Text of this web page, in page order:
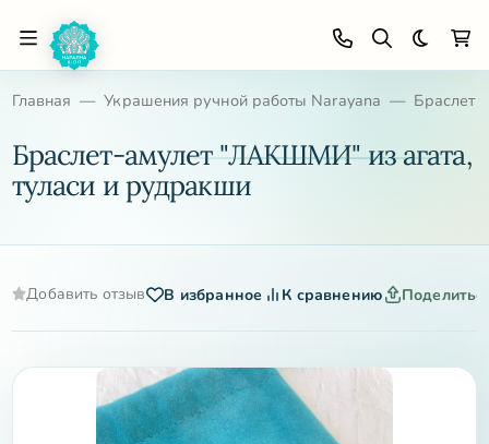
Темная
Главная Украшения ручной работы Narayana
Браслет-амулет "ЛАКШМИ" из агата,
туласи и рудракши
Добавить отзыв В избранное К сравнению